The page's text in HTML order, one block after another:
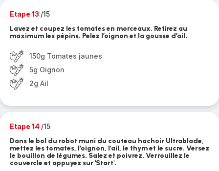
Etape 13 /15
Lavez et coupez les tomates en morceaux. Retirez au
maximum les pépins. Pelez l’oignon et la gousse d’ail.
150g Tomates jaunes
5g Oignon
2g Ail
Etape 14 /15
Dans le bol du robot muni du couteau hachoir Ultrablade,
mettez les tomates, l’oignon, l'ail, le thym et le sucre. Versez
le bouillon de légumes. Salez et poivrez. Verrouillez le
couvercle et appuyez sur 'Start'.